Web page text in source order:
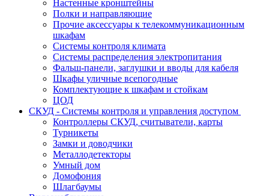
Настенные кронштейны
Полки и направляющие
Прочие аксессуары к телекоммуникационным
шкафам
Системы контроля климата
Системы распределения электропитания
Фальш-панели, заглушки и вводы для кабеля
Шкафы уличные всепогодные
Комплектующие к шкафам и стойкам
ЦОД
СКУД - Системы контроля и управления доступом
Контроллеры СКУД, считыватели, карты
Турникеты
Замки и доводчики
Металлодетекторы
Умный дом
Домофония
Шлагбаумы